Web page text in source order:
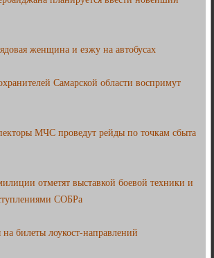
женщина и езжу на автобусах
Самарской области воспримут
МЧС проведут рейды по точкам сбыта
отметят выставкой боевой техники и
СОБРа
билеты лоукост-направлений